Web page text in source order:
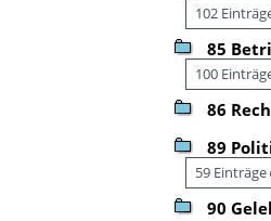
102
85
100
86
89
59 Einträge
90